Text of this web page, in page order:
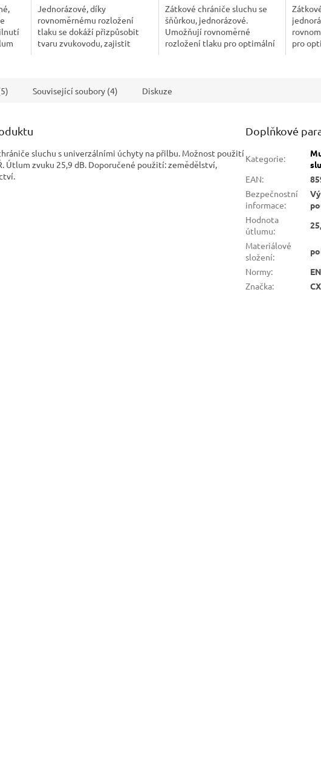
Jednorázové, díky
rovnoměrnému rozložení
tlaku se dokáží přizpůsobit
tvaru zvukovodu, zajistit
Zátkové chrániče sluchu se
šňůrkou, jednorázové.
Umožňují rovnoměrné
rozložení tlaku pro optimální
pro
Související soubory (4) Diskuze
sluchu s univerzálními úchyty na přilbu. Možnost použití
Útlum zvuku 25,9 dB. Doporučené použití: zemědělství,
Doplňkové
Kategorie:
EAN:
Bezpečnostní
informace:
Hodnota
útlumu:
Materiálové
složení:
Normy:
Značka: